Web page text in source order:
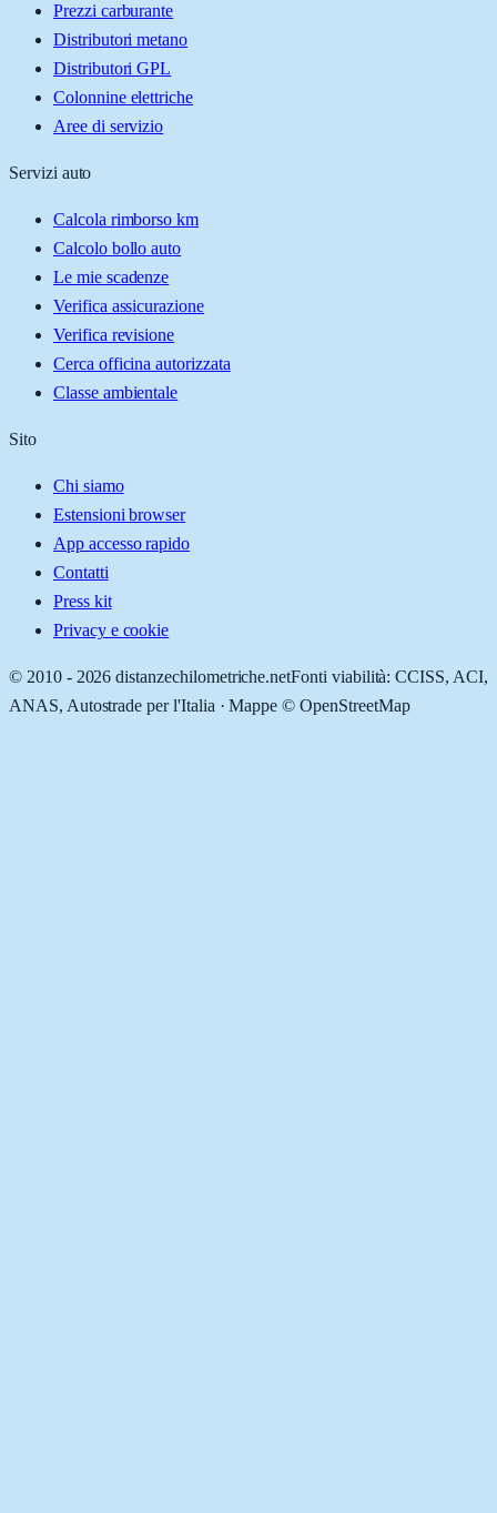
Prezzi carburante
Distributori metano
Distributori GPL
Colonnine elettriche
Aree di servizio
Servizi auto
Calcola rimborso km
Calcolo bollo auto
Le mie scadenze
Verifica assicurazione
Verifica revisione
Cerca officina autorizzata
Classe ambientale
Sito
Chi siamo
Estensioni browser
App accesso rapido
Contatti
Press kit
Privacy e cookie
© 2010 - 2026 distanzechilometriche.netFonti viabilità: CCISS, ACI,
ANAS, Autostrade per l'Italia · Mappe © OpenStreetMap